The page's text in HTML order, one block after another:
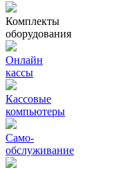
Комплекты
оборудования
Онлайн
кассы
Кассовые
компьютеры
Само-
обслуживание